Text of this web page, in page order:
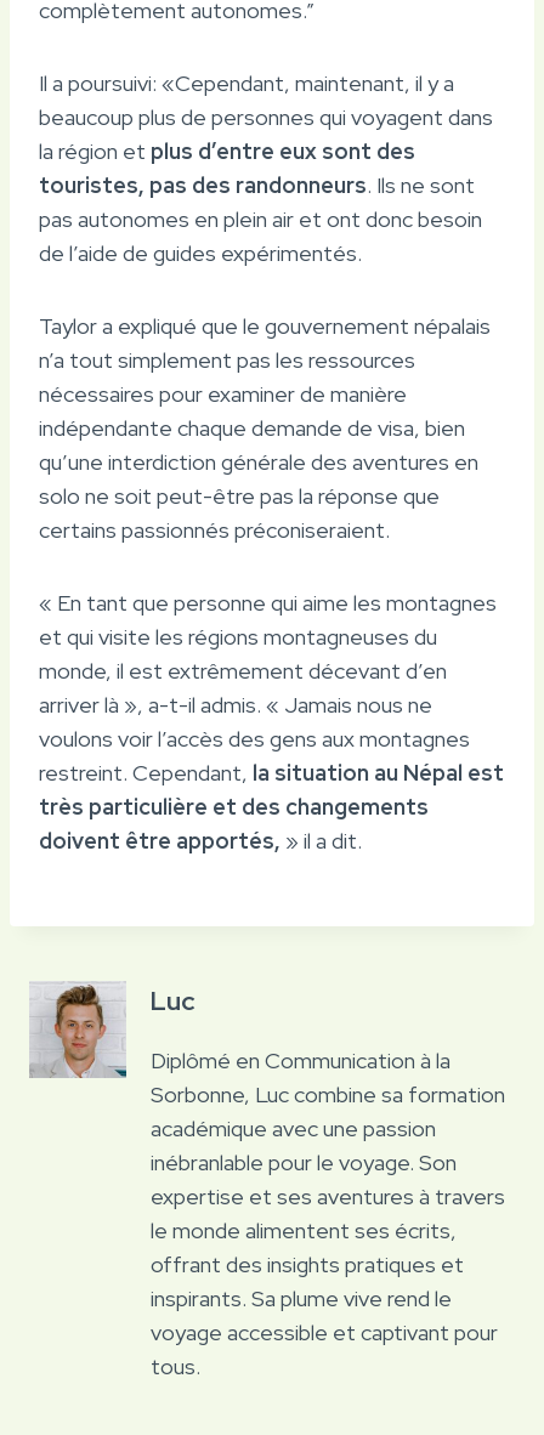
complètement autonomes.”
Il a poursuivi: «Cependant, maintenant, il y a
beaucoup plus de personnes qui voyagent dans
la région et plus d’entre eux sont des
touristes, pas des randonneurs. Ils ne sont
pas autonomes en plein air et ont donc besoin
de l’aide de guides expérimentés.
Taylor a expliqué que le gouvernement népalais
n’a tout simplement pas les ressources
nécessaires pour examiner de manière
indépendante chaque demande de visa, bien
qu’une interdiction générale des aventures en
solo ne soit peut-être pas la réponse que
certains passionnés préconiseraient.
« En tant que personne qui aime les montagnes
et qui visite les régions montagneuses du
monde, il est extrêmement décevant d’en
arriver là », a-t-il admis. « Jamais nous ne
voulons voir l’accès des gens aux montagnes
restreint. Cependant, la situation au Népal est
très particulière et des changements
doivent être apportés, » il a dit.
Luc
Diplômé en Communication à la
Sorbonne, Luc combine sa formation
académique avec une passion
inébranlable pour le voyage. Son
expertise et ses aventures à travers
le monde alimentent ses écrits,
offrant des insights pratiques et
inspirants. Sa plume vive rend le
voyage accessible et captivant pour
tous.